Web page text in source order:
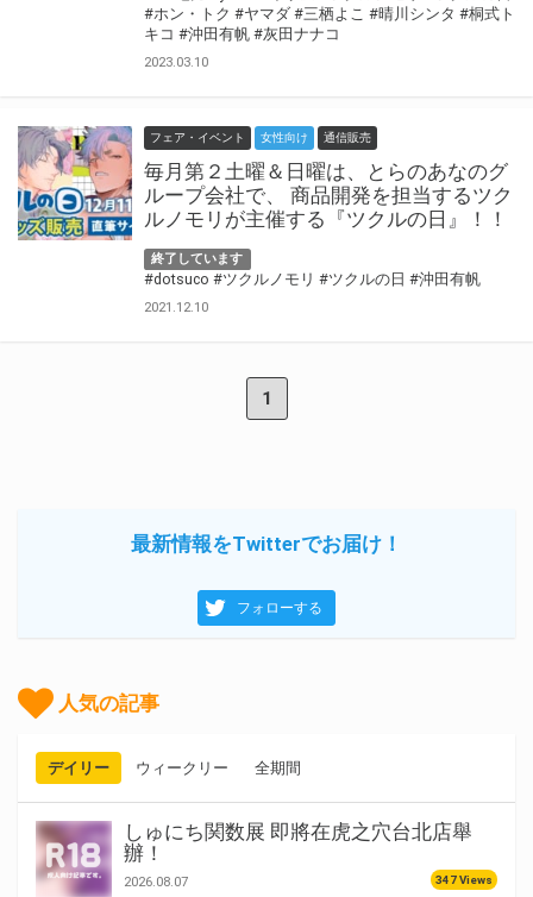
#ホン・トク #ヤマダ #三栖よこ #晴川シンタ #桐式ト
キコ #沖田有帆 #灰田ナナコ
2023.03.10
フェア・イベント 女性向け 通信販売
毎月第２土曜＆日曜は、とらのあなのグ
ループ会社で、 商品開発を担当するツク
ルノモリが主催する『ツクルの日』！！
終了しています
#dotsuco #ツクルノモリ #ツクルの日 #沖田有帆
2021.12.10
1
最新情報をTwitterでお届け！
フォローする
人気の記事
デイリー ウィークリー 全期間
しゅにち関数展 即將在虎之穴台北店舉
辦！
2026.08.07 347 Views